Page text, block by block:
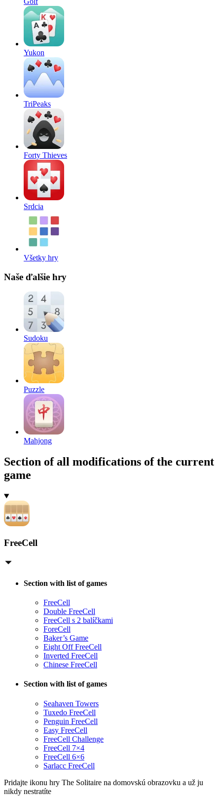
Yukon
TriPeaks
Forty Thieves
Srdcia
Všetky hry
Naše ďalšie hry
Sudoku
Puzzle
Mahjong
Section of all modifications of the current
game
FreeCell
Section with list of games
FreeCell
Double FreeCell
FreeCell s 2 balíčkami
ForeCell
Baker’s Game
Eight Off FreeCell
Inverted FreeCell
Chinese FreeCell
Section with list of games
Seahaven Towers
Tuxedo FreeCell
Penguin FreeCell
Easy FreeCell
FreeCell Challenge
FreeCell 7×4
FreeCell 6×6
Sarlacc FreeCell
Pridajte ikonu hry The Solitaire na domovskú obrazovku a už ju
nikdy nestratíte